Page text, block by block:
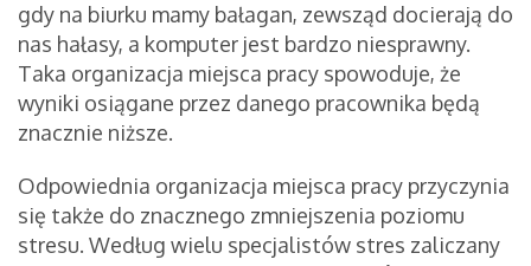
gdy na biurku mamy bałagan, zewsząd docierają do
nas hałasy, a komputer jest bardzo niesprawny.
Taka organizacja miejsca pracy spowoduje, że
wyniki osiągane przez danego pracownika będą
znacznie niższe.
Odpowiednia organizacja miejsca pracy przyczynia
się także do znacznego zmniejszenia poziomu
stresu. Według wielu specjalistów stres zaliczany